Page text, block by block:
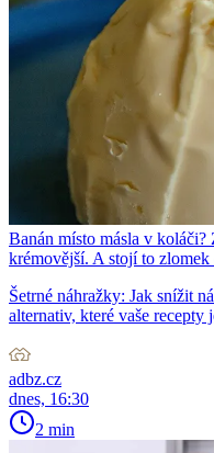
Banán místo másla v
krémovější. A stojí to zlomek
Šetrné náhražky: Jak snížit
alternativ, které vaše recepty
adbz.cz
dnes, 16:30
2 min